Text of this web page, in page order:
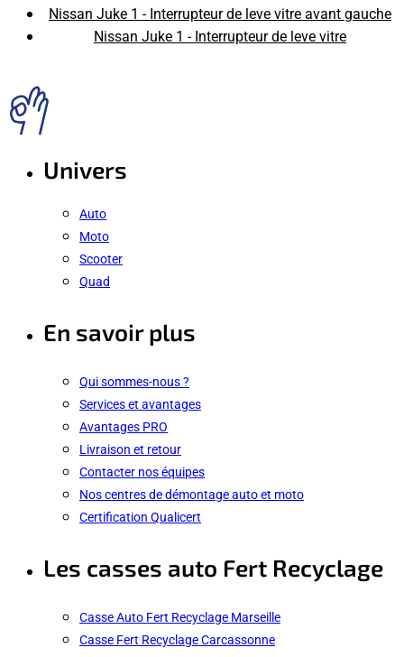
Nissan Juke 1 - Interrupteur de leve vitre avant gauche
Nissan Juke 1 - Interrupteur de leve vitre
Univers
Auto
Moto
Scooter
Quad
En savoir plus
Qui sommes-nous ?
Services et avantages
Avantages PRO
Livraison et retour
Contacter nos équipes
Nos centres de démontage auto et moto
Certification Qualicert
Les casses auto Fert Recyclage
Casse Auto Fert Recyclage Marseille
Casse Fert Recyclage Carcassonne